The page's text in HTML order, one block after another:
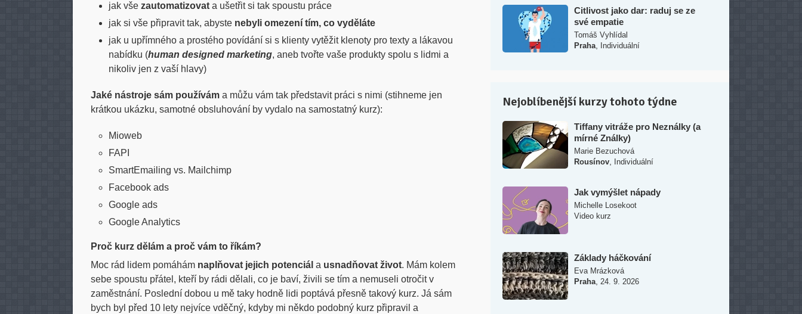
jak vše zautomatizovat a ušetřit si tak spoustu práce
jak si vše připravit tak, abyste nebyli omezení tím, co vyděláte
jak u upřímného a prostého povídání si s klienty vytěžit klenoty pro texty a lákavou
nabídku (human designed marketing, aneb tvořte vaše produkty spolu s lidmi a
nikoliv jen z vaší hlavy)
Jaké nástroje sám používám a můžu vám tak představit práci s nimi (stihneme jen
krátkou ukázku, samotné obsluhování by vydalo na samostatný kurz):
Mioweb
FAPI
SmartEmailing vs. Mailchimp
Facebook ads
Google ads
Google Analytics
Proč kurz dělám a proč vám to říkám?
Moc rád lidem pomáhám naplňovat jejich potenciál a usnadňovat život. Mám kolem
sebe spoustu přátel, kteří by rádi dělali, co je baví, živili se tím a nemuseli otročit v
zaměstnání. Poslední dobou u mě taky hodně lidi poptává přesně takový kurz. Já sám
bych byl před 10 lety nejvíce vděčný, kdyby mi někdo podobný kurz připravil a
Citlivost jako dar: raduj se ze
své empatie
Tomáš Vyhlídal
Praha
Individuální
Nejoblíbenější kurzy tohoto týdne
Tiffany vitráže pro Neználky (a
mírné Ználky)
Marie Bezuchová
Rousínov
Individuální
Jak vymýšlet nápady
Michelle Losekoot
Video kurz
Základy háčkování
Eva Mrázková
Praha 24. 9. 2026